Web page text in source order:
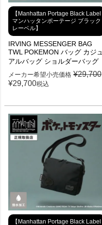
【Manhattan Portage Black Label
マンハッタンポーテージ ブラック
レーベル】
IRVING MESSENGER BAG
TWL POKEMON バッグ カジュ
アルバッグ ショルダーバッグ
メーカー希望小売価格 ¥29,700
¥29,700税込
【Manhattan Portage Black Label